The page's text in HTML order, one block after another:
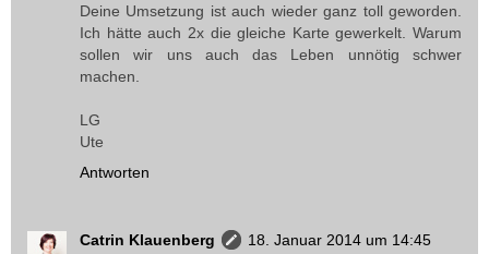
Deine Umsetzung ist auch wieder ganz toll geworden.
Ich hätte auch 2x die gleiche Karte gewerkelt. Warum
sollen wir uns auch das Leben unnötig schwer
machen.
LG
Ute
Antworten
Catrin Klauenberg
18. Januar 2014 um 14:45